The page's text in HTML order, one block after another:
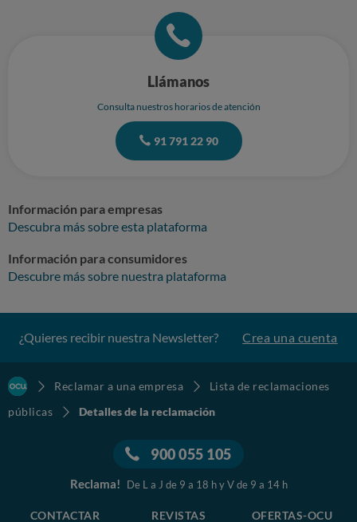
Llámanos
Consulta nuestros horarios de atención
91 791 22 90
Información para empresas
Descubra más sobre esta plataforma
Información para consumidores
Descubre más sobre nuestra plataforma
¿Quieres recibir nuestra Newsletter? Crea una cuenta
Reclamar a una empresa
Lista de reclamaciones
públicas
Detalles de la reclamación
900 055 105
Reclama! De L a J de 9 a 18 h y V de 9 a 14 h
CONTACTAR REVISTAS OFERTAS-OCU